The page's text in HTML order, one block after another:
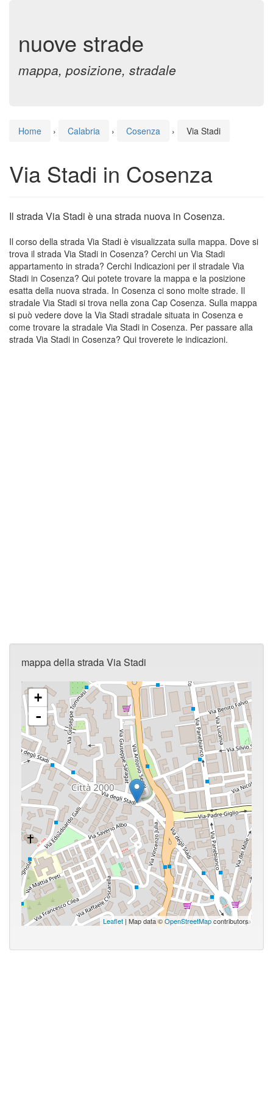
nuove strade
mappa, posizione, stradale
Home › Calabria › Cosenza › Via Stadi
Via Stadi in Cosenza
Il strada Via Stadi è una strada nuova in Cosenza.
Il corso della strada Via Stadi è visualizzata sulla mappa. Dove si
trova il strada Via Stadi in Cosenza? Cerchi un Via Stadi
appartamento in strada? Cerchi Indicazioni per il stradale Via
Stadi in Cosenza? Qui potete trovare la mappa e la posizione
esatta della nuova strada. In Cosenza ci sono molte strade. Il
stradale Via Stadi si trova nella zona Cap Cosenza. Sulla mappa
si può vedere dove la Via Stadi stradale situata in Cosenza e
come trovare la stradale Via Stadi in Cosenza. Per passare alla
strada Via Stadi in Cosenza? Qui troverete le indicazioni.
mappa della strada Via Stadi
+
-
Leaflet | Map data ©OpenStreetMapcontributors